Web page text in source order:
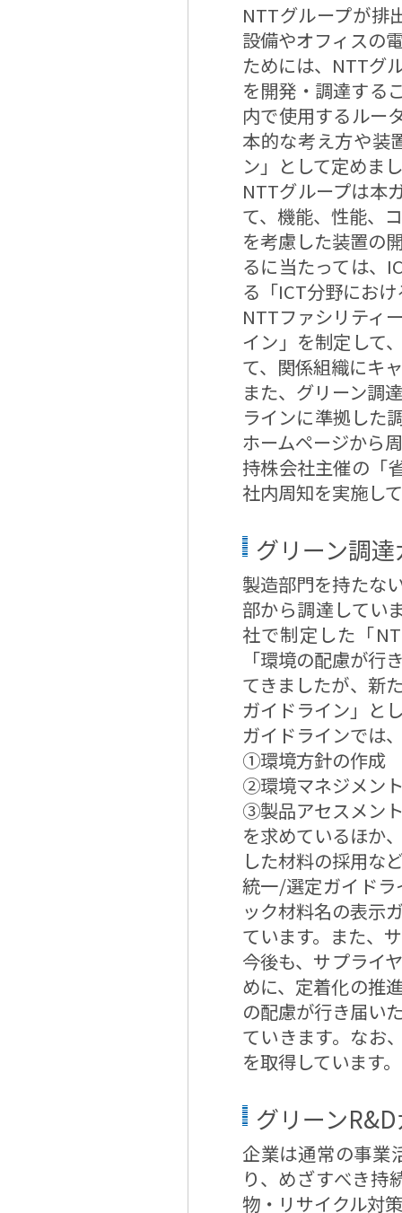
NTTグループが排
設備やオフィスの
ためには、NTTグ
を開発・調達する
内で使用するルー
本的な考え方や装
ン」として定めま
NTTグループは本
て、機能、性能、
を考慮した装置の
るに当たっては、
る「ICT分野にお
NTTファシリティ
イン」を制定して
て、関係組織にキ
また、グリーン調
ラインに準拠した
ホームページから
持株会社主催の「
社内周知を実施し
グリーン調
製造部門を持たな
部から調達してい
社で制定した「
「環境の配慮が
てきましたが、新
ガイドライン」と
ガイドラインでは
①環境方針の作成
②環境マネジメン
③製品アセスメン
を求めているほか
した材料の採用な
統一/選定ガイド
ック材料名の表示
ています。また、
今後も、サプライ
めに、定着化の推
の配慮が行き届い
ていきます。なお
を取得しています。
グリーン
企業は通常の事業
り、めざすべき持
物・リサイクル対